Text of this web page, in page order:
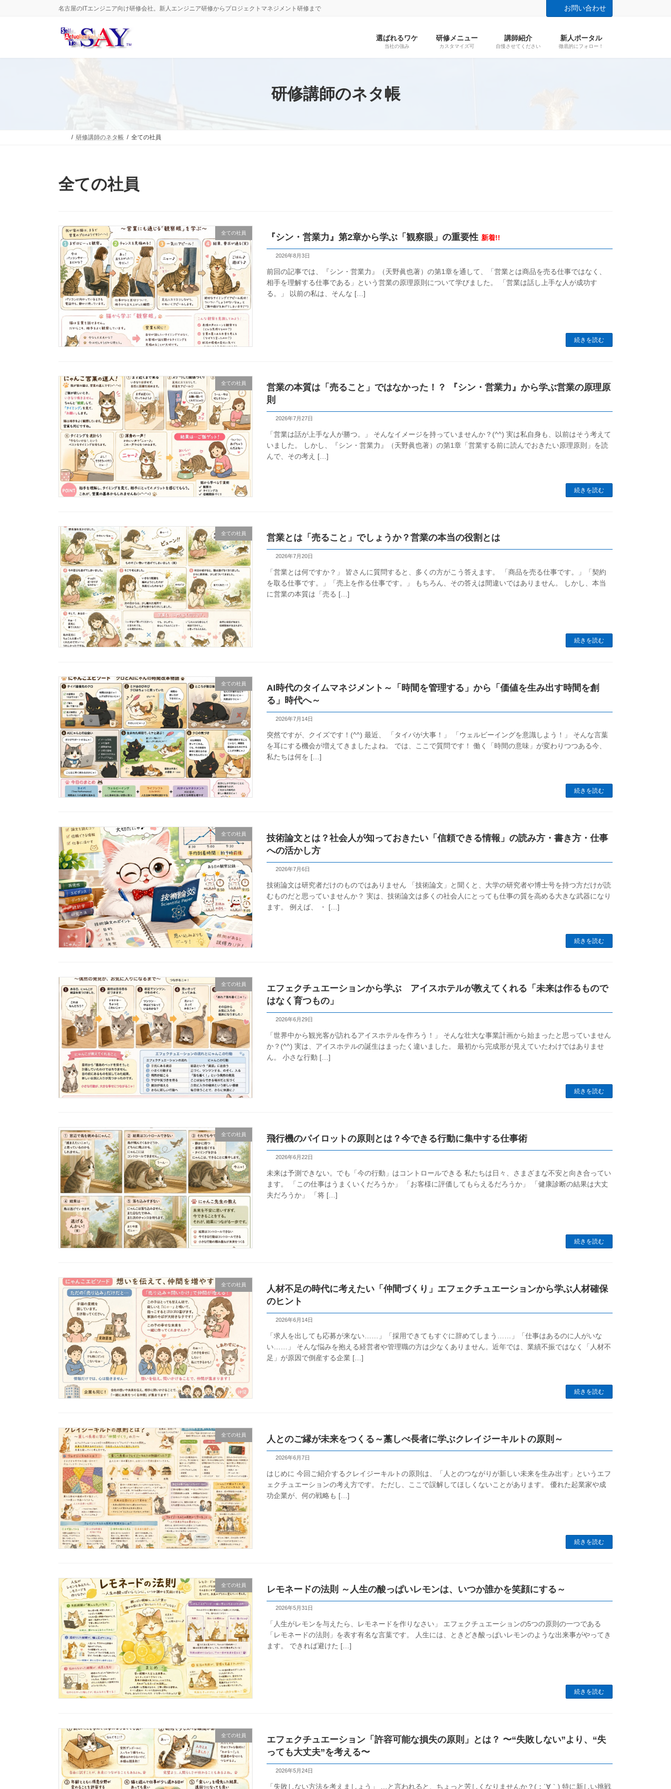
へ
ョ
名古屋のITエンジニア向け研修会社。新人エンジニア研修からプロジェクトマネジメント研修まで お問い合わせ
選ばれるワケ
当社の強み
研修メニュー
カスタマイズ可
講師紹介
自慢させてください
新人ポータル
徹底的にフォロー！
研修講師のネタ帳
研修講師のネタ帳 全ての社員
全ての社員
全ての社員 『シン・営業力』第2章から学ぶ「観察眼」の重要性 新着!!
2026年8月3日
前回の記事では、『シン・営業力』（天野眞也著）の第1章を通して、「営業とは商品を売る仕事ではなく、
相手を理解する仕事である」という営業の原理原則について学びました。 「営業は話し上手な人が成功す
る。」 以前の私は、そんな […]
続きを読む
全ての社員
営業の本質は「売ること」ではなかった！？ 『シン・営業力』から学ぶ営業の原理原
則
2026年7月27日
「営業は話が上手な人が勝つ。」 そんなイメージを持っていませんか？(^^) 実は私自身も、以前はそう考えて
いました。 しかし、『シン・営業力』（天野眞也著）の第1章「営業する前に読んでおきたい原理原則」を読
んで、その考え […]
続きを読む
全ての社員 営業とは「売ること」でしょうか？営業の本当の役割とは
2026年7月20日
「営業とは何ですか？」 皆さんに質問すると、多くの方がこう答えます。 「商品を売る仕事です。」「契約
を取る仕事です。」「売上を作る仕事です。」 もちろん、その答えは間違いではありません。 しかし、本当
に営業の本質は「売る […]
続きを読む
全ての社員
AI時代のタイムマネジメント～「時間を管理する」から「価値を生み出す時間を創
る」時代へ～
2026年7月14日
突然ですが、クイズです！(^^) 最近、 「タイパが大事！」 「ウェルビーイングを意識しよう！」 そんな言葉
を耳にする機会が増えてきましたよね。 では、ここで質問です！ 働く「時間の意味」が変わりつつある今、
私たちは何を […]
続きを読む
全ての社員
技術論文とは？社会人が知っておきたい「信頼できる情報」の読み方・書き方・仕事
への活かし方
2026年7月6日
技術論文は研究者だけのものではありません 「技術論文」と聞くと、大学の研究者や博士号を持つ方だけが読
むものだと思っていませんか？ 実は、技術論文は多くの社会人にとっても仕事の質を高める大きな武器になり
ます。 例えば、 ・ […]
続きを読む
全ての社員
エフェクチュエーションから学ぶ アイスホテルが教えてくれる「未来は作るもので
はなく育つもの」
2026年6月29日
「世界中から観光客が訪れるアイスホテルを作ろう！」 そんな壮大な事業計画から始まったと思っていません
か？(^^) 実は、アイスホテルの誕生はまったく違いました。 最初から完成形が見えていたわけではありませ
ん。 小さな行動 […]
続きを読む
全ての社員 飛行機のパイロットの原則とは？今できる行動に集中する仕事術
2026年6月22日
未来は予測できない。でも「今の行動」はコントロールできる 私たちは日々、さまざまな不安と向き合ってい
ます。 「この仕事はうまくいくだろうか」 「お客様に評価してもらえるだろうか」 「健康診断の結果は大丈
夫だろうか」 「将 […]
続きを読む
全ての社員
人材不足の時代に考えたい「仲間づくり」エフェクチュエーションから学ぶ人材確保
のヒント
2026年6月14日
「求人を出しても応募が来ない……」「採用できてもすぐに辞めてしまう……」「仕事はあるのに人がいな
い……」 そんな悩みを抱える経営者や管理職の方は少なくありません。近年では、業績不振ではなく「人材不
足」が原因で倒産する企業 […]
続きを読む
全ての社員 人とのご縁が未来をつくる～藁しべ長者に学ぶクレイジーキルトの原則～
2026年6月7日
はじめに 今回ご紹介するクレイジーキルトの原則は、「人とのつながりが新しい未来を生み出す」というエフ
ェクチュエーションの考え方です。 ただし、ここで誤解してほしくないことがあります。 優れた起業家や成
功企業が、何の戦略も […]
続きを読む
全ての社員 レモネードの法則 ～人生の酸っぱいレモンは、いつか誰かを笑顔にする～
2026年5月31日
「人生がレモンを与えたら、レモネードを作りなさい」 エフェクチュエーションの5つの原則の一つである
「レモネードの法則」を表す有名な言葉です。 人生には、ときどき酸っぱいレモンのような出来事がやってき
ます。 できれば避けた […]
続きを読む
全ての社員
エフェクチュエーション「許容可能な損失の原則」とは？ 〜“失敗しない”より、“失
っても大丈夫”を考える〜
2026年5月24日
「失敗しない方法を考えましょう」 …と言われると、ちょっと苦しくなりませんか？(；´∀｀) 特に新しい挑戦